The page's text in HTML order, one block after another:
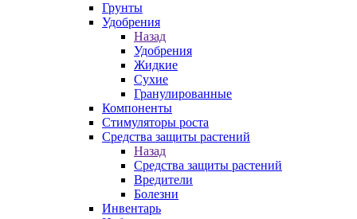
Грунты
Удобрения
Назад
Удобрения
Жидкие
Сухие
Гранулированные
Компоненты
Стимуляторы роста
Средства защиты растений
Назад
Средства защиты растений
Вредители
Болезни
Инвентарь